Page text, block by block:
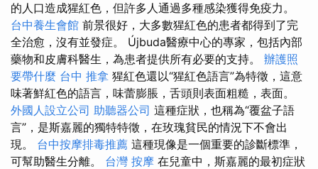
的人口造成猩紅色，但許多人通過多種感染獲得免疫力。
台中養生會館 前景很好，大多數猩紅色的患者都得到了完
全治愈，沒有並發症。 Újbuda醫療中心的專家，​​包括內部
藥物和皮膚科醫生，為患者提供所有必要的支持。 辦護照
要帶什麼 台中 推拿 猩紅色還以“猩紅色語言”為特徵，這意
味著鮮紅色的語言，味蕾膨脹，舌頭則表面粗糙，表面。
外國人設立公司 助聽器公司 這種症狀，也稱為“覆盆子語
言”，是斯嘉麗的獨特特徵，在玫瑰貧民的情況下不會出
現。 台中按摩排毒推薦 這種現像是一個重要的診斷標準，
可幫助醫生分離。 台灣 按摩 在兒童中，斯嘉麗的最初症狀